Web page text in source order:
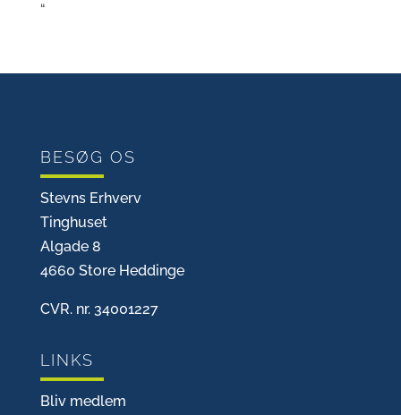
“
BESØG OS
Stevns Erhverv
Tinghuset
Algade 8
4660 Store Heddinge
CVR. nr. 34001227
LINKS
Bliv medlem